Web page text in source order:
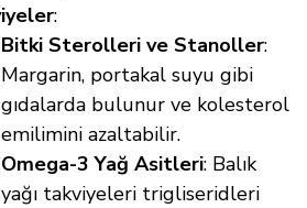
:
Bitki Sterolleri ve Stanoller:
Margarin, portakal suyu gibi
gıdalarda bulunur ve kolesterol
emilimini azaltabilir.
Omega-3 Yağ Asitleri: Balık
yağı takviyeleri trigliseridleri